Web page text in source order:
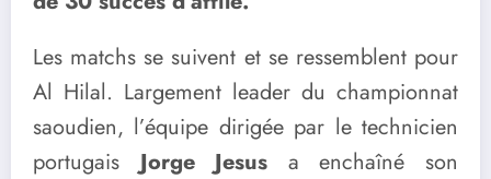
Les matchs se suivent et se ressemblent pour
Al Hilal. Largement leader du championnat
saoudien, l’équipe dirigée par le technicien
portugaisJorge Jesus a enchaîné son